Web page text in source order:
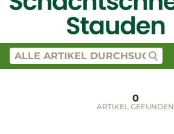
0
ARTIKEL GEFUNDEN